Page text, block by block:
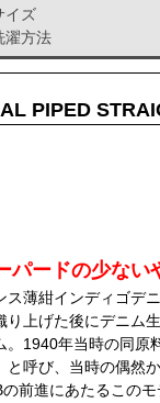
PIPED
ードの少ない
薄紺インディゴデ
上げた後にデニム
1940年当時の同原
呼び、当時の偶然
前進にあたるこの
イズ
濯方法